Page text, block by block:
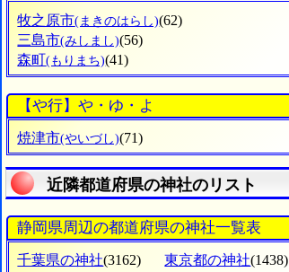
牧之原市(まきのはらし)(62)
三島市(みしまし)(56)
森町(もりまち)(41)
【や行】や・ゆ・よ
焼津市(やいづし)(71)
近隣都道府県の神社のリスト
静岡県周辺の都道府県の神社一覧表
千葉県の神社(3162) 東京都の神社(1438)